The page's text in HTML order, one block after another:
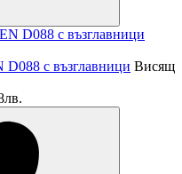
с възглавници Висящ